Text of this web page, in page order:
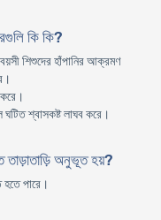
কি কি?
শিশুদের হাঁপানির আক্রমণ
ঘটিত শ্বাসকষ্ট লাঘব করে।
তাড়াতাড়ি অনুভূত হয়?
পারে।